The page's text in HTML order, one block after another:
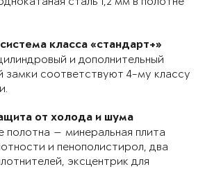
класса «стандарт+»
и дополнительный
замки соответствуют 4-му классу
от холода и шума
полотна — минеральная плита
и пенополистирол, два
эксцентрик для